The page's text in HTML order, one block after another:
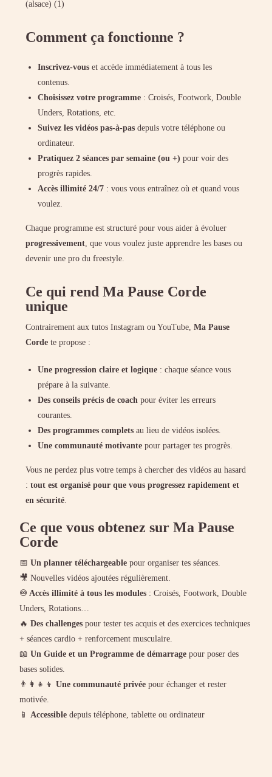
Comment ça fonctionne ?
Inscrivez-vous et accède immédiatement à tous les
contenus.
Choisissez votre programme : Croisés, Footwork, Double
Unders, Rotations, etc.
Suivez les vidéos pas-à-pas depuis votre téléphone ou
ordinateur.
Pratiquez 2 séances par semaine (ou +) pour voir des
progrès rapides.
Accès illimité 24/7 : vous vous entraînez où et quand vous
voulez.
Chaque programme est structuré pour vous aider à évoluer
progressivement , que vous voulez juste apprendre les bases ou
devenir une pro du freestyle.
Ce qui rend Ma Pause Corde
unique
Contrairement aux tutos Instagram ou YouTube,Ma Pause
Corde te propose :
Une progression claire et logique : chaque séance vous
prépare à la suivante.
Des conseils précis de coach pour éviter les erreurs
courantes.
Des programmes complets au lieu de vidéos isolées.
Une communauté motivante pour partager tes progrès.
Vous ne perdez plus votre temps à chercher des vidéos au hasard
:tout est organisé pour que vous progressez rapidement et
en sécurité
Ce que vous obtenez sur Ma Pause
Corde
📅Un planner téléchargeable pour organiser tes séances.
🎥 Nouvelles vidéos ajoutées régulièrement.
♾️ Accès illimité à tous les modules : Croisés, Footwork, Double
Unders, Rotations…
🔥Des challengespour tester tes acquis et des exercices techniques
+ séances cardio + renforcement musculaire.
📖Un Guide et un Programme de démarrage pour poser des
bases solides.
👨‍👩‍👧‍👦Une communauté privée pour échanger et rester
motivée.
📱 Accessible depuis téléphone, tablette ou ordinateur